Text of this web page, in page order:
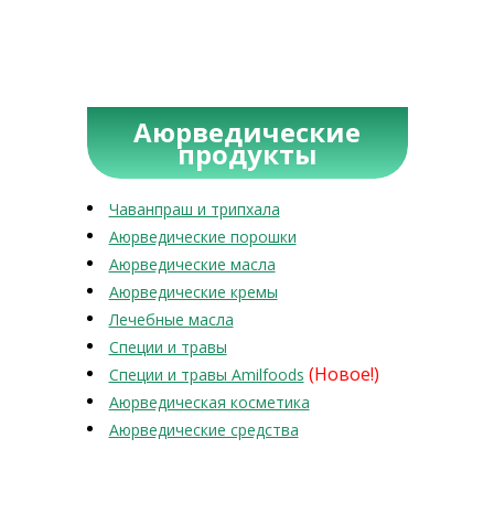
Аюрведические
продукты
Чаванпраш и трипхала
Аюрведические порошки
Аюрведические масла
Аюрведические кремы
Лечебные масла
Специи и травы
Специи и травы Amilfoods (Новое!)
Аюрведическая косметика
Аюрведические средства